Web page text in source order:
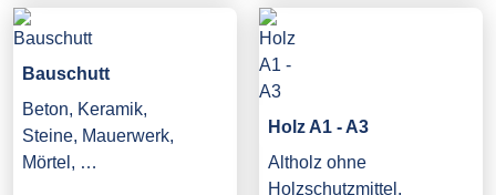
Bauschutt
Beton, Keramik,
Steine, Mauerwerk,
Mörtel, …
Holz A1 - A3
Altholz ohne
Holzschutzmittel,